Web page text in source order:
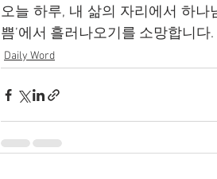
오늘 하루, 내 삶의 자리에서 하나
쁨’에서 흘러나오기를 소망합니다.
Daily Word